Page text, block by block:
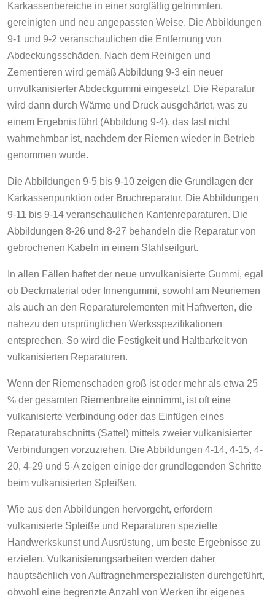
Karkassenbereiche in einer sorgfältig getrimmten,
gereinigten und neu angepassten Weise. Die Abbildungen
9-1 und 9-2 veranschaulichen die Entfernung von
Abdeckungsschäden. Nach dem Reinigen und
Zementieren wird gemäß Abbildung 9-3 ein neuer
unvulkanisierter Abdeckgummi eingesetzt. Die Reparatur
wird dann durch Wärme und Druck ausgehärtet, was zu
einem Ergebnis führt (Abbildung 9-4), das fast nicht
wahrnehmbar ist, nachdem der Riemen wieder in Betrieb
genommen wurde.
Die Abbildungen 9-5 bis 9-10 zeigen die Grundlagen der
Karkassenpunktion oder Bruchreparatur. Die Abbildungen
9-11 bis 9-14 veranschaulichen Kantenreparaturen. Die
Abbildungen 8-26 und 8-27 behandeln die Reparatur von
gebrochenen Kabeln in einem Stahlseilgurt.
In allen Fällen haftet der neue unvulkanisierte Gummi, egal
ob Deckmaterial oder Innengummi, sowohl am Neuriemen
als auch an den Reparaturelementen mit Haftwerten, die
nahezu den ursprünglichen Werksspezifikationen
entsprechen. So wird die Festigkeit und Haltbarkeit von
vulkanisierten Reparaturen.
Wenn der Riemenschaden groß ist oder mehr als etwa 25
% der gesamten Riemenbreite einnimmt, ist oft eine
vulkanisierte Verbindung oder das Einfügen eines
Reparaturabschnitts (Sattel) mittels zweier vulkanisierter
Verbindungen vorzuziehen. Die Abbildungen 4-14, 4-15, 4-
20, 4-29 und 5-A zeigen einige der grundlegenden Schritte
beim vulkanisierten Spleißen.
Wie aus den Abbildungen hervorgeht, erfordern
vulkanisierte Spleiße und Reparaturen spezielle
Handwerkskunst und Ausrüstung, um beste Ergebnisse zu
erzielen. Vulkanisierungsarbeiten werden daher
hauptsächlich von Auftragnehmerspezialisten durchgeführt,
obwohl eine begrenzte Anzahl von Werken ihr eigenes